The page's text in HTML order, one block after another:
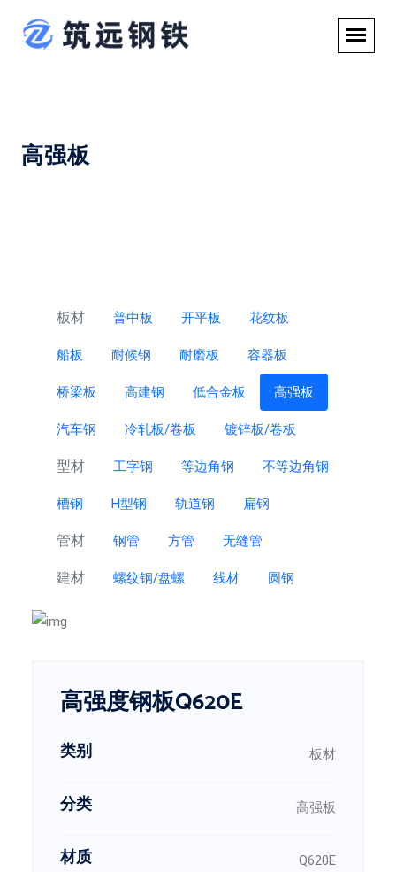
高强板
板材 普中板 开平板 花纹板
船板 耐候钢 耐磨板 容器板
桥梁板 高建钢 低合金板 高强板
汽车钢 冷轧板/卷板 镀锌板/卷板
型材 工字钢 等边角钢 不等边角钢
槽钢 H型钢 轨道钢 扁钢
管材 钢管 方管 无缝管
建材 螺纹钢/盘螺 线材 圆钢
高强度钢板Q620E
类别 板材
分类 高强板
材质 Q620E